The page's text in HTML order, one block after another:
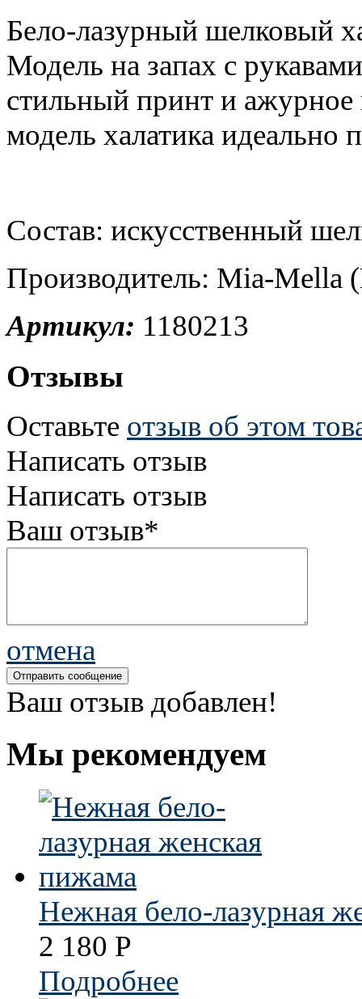
Бело-лазурный шелковый
Модель на запах с
стильный принт и
модель халатика
Состав: искусственный
Производитель: Mia-Mella
Артикул: 1180213
Отзывы
Оставьте отзыв об этом
Написать отзыв
Написать отзыв
Ваш отзыв*
отмена
Ваш отзыв добавлен!
Мы рекомендуем
Нежная бело-лазурная
2 180 Р
Подробнее